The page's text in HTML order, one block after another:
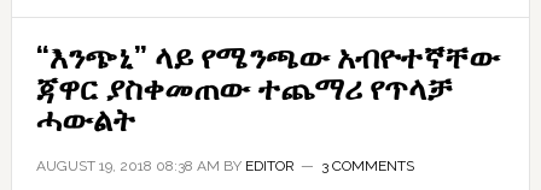
ቻይና
ጅቡቲ
ውስጥ
ምን
ነው?
“እንጭኒ” ላይ የሜንጫው አብዮተኛቸው
ጃዋር ያስቀመጠው ተጨማሪ የጥላቻ
ሓውልት
AUGUST 19, 2018 08:38 AM BY EDITOR 3 COMMENTS